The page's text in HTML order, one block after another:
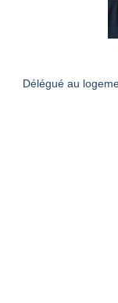
Délégué au